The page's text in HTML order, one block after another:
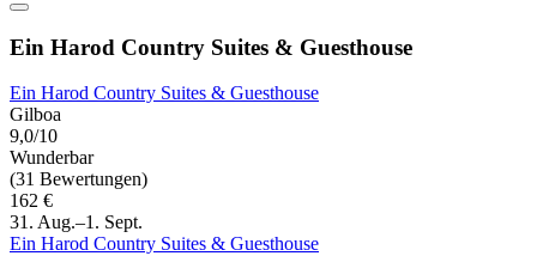
Ein Harod Country Suites & Guesthouse
Ein Harod Country Suites & Guesthouse
Gilboa
9,0/10
Wunderbar
(31 Bewertungen)
162 €
31. Aug.–1. Sept.
Ein Harod Country Suites & Guesthouse